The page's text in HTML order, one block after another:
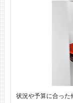
状況や予算に合った